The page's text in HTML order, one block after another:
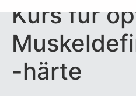
Kurs für
-härte